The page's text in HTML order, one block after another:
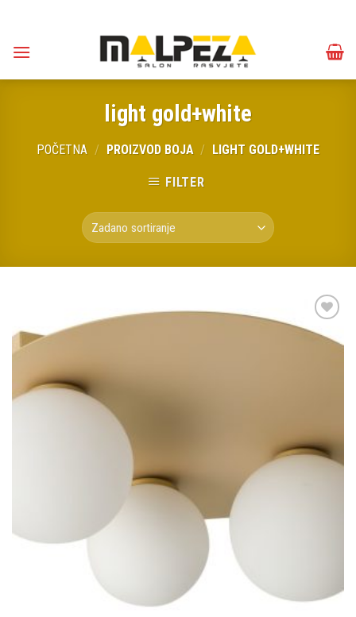
content
light gold+white
POČETNA / PROIZVOD BOJA / LIGHT GOLD+WHITE
FILTER